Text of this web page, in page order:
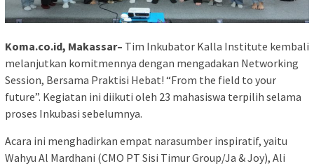
Koma.co.id, Makassar– Tim Inkubator Kalla Institute kembali
melanjutkan komitmennya dengan mengadakan Networking
Session, Bersama Praktisi Hebat! “From the field to your
future”. Kegiatan ini diikuti oleh 23 mahasiswa terpilih selama
proses Inkubasi sebelumnya.
Acara ini menghadirkan empat narasumber inspiratif, yaitu
Wahyu Al Mardhani (CMO PT Sisi Timur Group/Ja & Joy), Ali